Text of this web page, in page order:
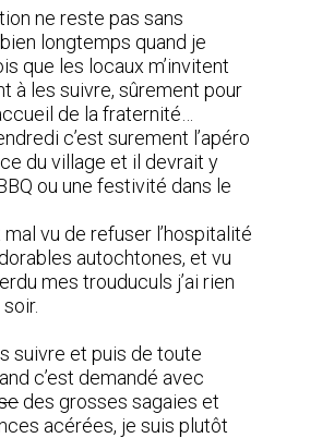
ne reste pas sans
longtemps quand je
que les locaux m’invitent
à les suivre, sûrement pour
de la fraternité…
c’est surement l’apéro
du village et il devrait y
ou une festivité dans le
vu de refuser l’hospitalité
autochtones, et vu
mes trouduculs j’ai rien
suivre et puis de toute
c’est demandé avec
des grosses sagaies et
acérées, je suis plutôt